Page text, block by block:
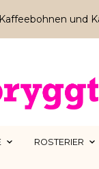
und
ROSTERIER